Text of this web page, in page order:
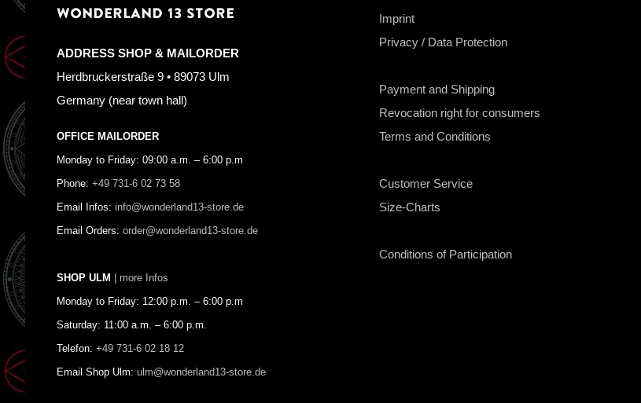
WONDERLAND 13 STORE
ADDRESS SHOP & MAILORDER
Herdbruckerstraße 9 • 89073 Ulm
Germany (near town hall)
OFFICE MAILORDER
Monday to Friday: 09:00 a.m. – 6:00 p.m
Phone: +49 731-6 02 73 58
Email Infos: info@wonderland13-store.de
Email Orders: order@wonderland13-store.de
SHOP ULM | more Infos
Monday to Friday: 12:00 p.m. – 6:00 p.m
Saturday: 11:00 a.m. – 6:00 p.m.
Telefon: +49 731-6 02 18 12
Email Shop Ulm: ulm@wonderland13-store.de
Imprint
Privacy / Data Protection
Payment and Shipping
Revocation right for consumers
Terms and Conditions
Customer Service
Size-Charts
Conditions of Participation